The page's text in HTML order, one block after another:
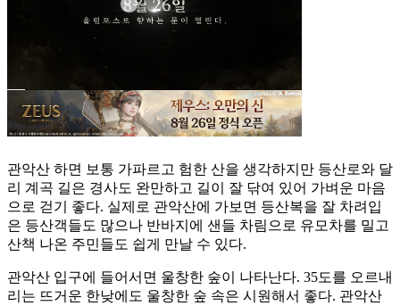
관악산 하면 보통 가파르고 험한 산을 생각하지만 등산로와 달
리 계곡 길은 경사도 완만하고 길이 잘 닦여 있어 가벼운 마음
으로 걷기 좋다. 실제로 관악산에 가보면 등산복을 잘 차려입
은 등산객들도 많으나 반바지에 샌들 차림으로 유모차를 밀고
산책 나온 주민들도 쉽게 만날 수 있다.
관악산 입구에 들어서면 울창한 숲이 나타난다. 35도를 오르내
리는 뜨거운 한낮에도 울창한 숲 속은 시원해서 좋다. 관악산